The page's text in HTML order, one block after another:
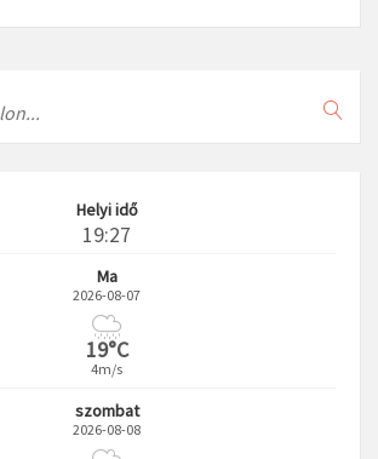
Helyi idő
19:27
Ma
2026-08-07
19°C
4m/s
szombat
2026-08-08